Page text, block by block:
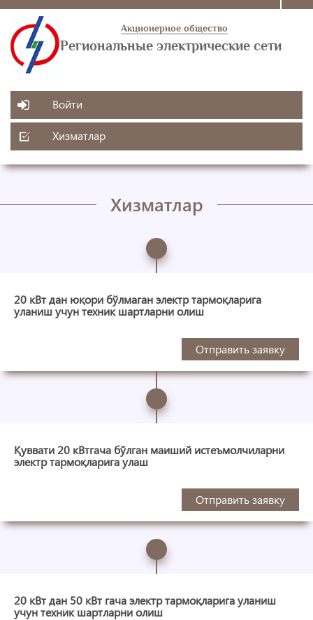
Акционерное общество
Региональные электрические сети
Войти
Хизматлар
Хизматлар
20 кВт дан юқори бўлмаган электр тармоқларига
уланиш учун техник шартларни олиш
Отправить заявку
Қуввати 20 кВтгача бўлган маиший истеъмолчиларни
электр тармоқларига улаш
Отправить заявку
20 кВт дан 50 кВт гача электр тармоқларига уланиш
учун техник шартларни олиш